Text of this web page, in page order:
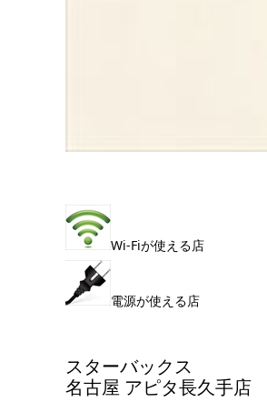
Wi-Fiが使える店
電源が使える店
スターバックス
名古屋 アピタ長久手店